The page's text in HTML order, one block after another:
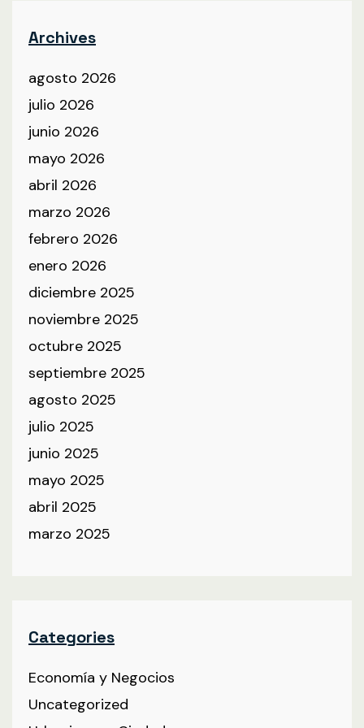
Archives
agosto 2026
julio 2026
junio 2026
mayo 2026
abril 2026
marzo 2026
febrero 2026
enero 2026
diciembre 2025
noviembre 2025
octubre 2025
septiembre 2025
agosto 2025
julio 2025
junio 2025
mayo 2025
abril 2025
marzo 2025
Categories
Economía y Negocios
Uncategorized